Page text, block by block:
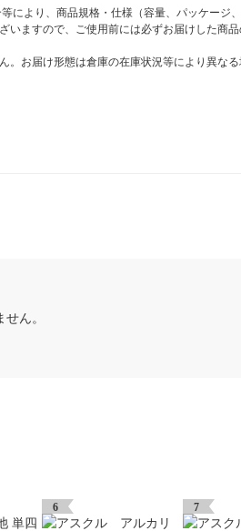
により、商品規格・仕様（容量、パッケージ
ますので、ご使用前には必ずお届けした商
お届け形態は倉庫の在庫状況等により異な
ん。
6 7